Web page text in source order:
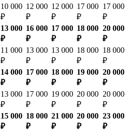
10 000
₽
12 000
₽
12 000
₽
17 000
₽
17 000
₽
13 000
₽
16 000
₽
17 000
₽
18 000
₽
20 000
₽
11 000
₽
13 000
₽
13 000
₽
18 000
₽
18 000
₽
14 000
₽
17 000
₽
18 000
₽
19 000
₽
20 000
₽
13 000
₽
17 000
₽
19 000
₽
20 000
₽
20 000
₽
15 000
₽
18 000
₽
21 000
₽
20 000
₽
23 000
₽